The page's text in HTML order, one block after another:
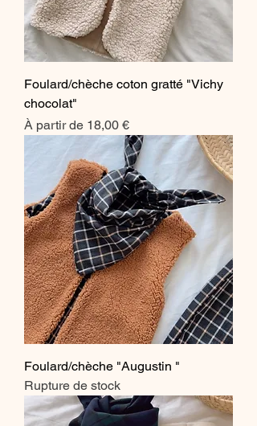
Foulard/chèche coton gratté "Vichy
chocolat"
À partir de 18,00 €
Prix promotionnel
Foulard/chèche "Augustin "
Rupture de stock